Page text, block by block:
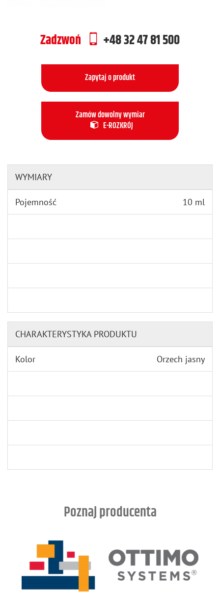
Zadzwoń +48 32 47 81 500
Zapytaj o produkt
Zamów dowolny wymiar
E-ROZKRÓJ
WYMIARY
Pojemność 10 ml
CHARAKTERYSTYKA PRODUKTU
Kolor Orzech jasny
Poznaj producenta